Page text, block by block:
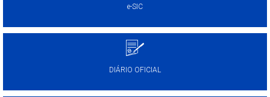
e-SIC
DIÁRIO OFICIAL